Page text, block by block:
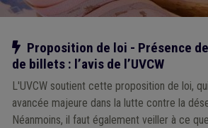
Notre action
Proposition de loi - Présence
de billets : l’avis de l’UVCW
L'UVCW soutient cette proposition de loi,
avancée majeure dans la lutte contre la
Néanmoins, il faut également veiller à ce